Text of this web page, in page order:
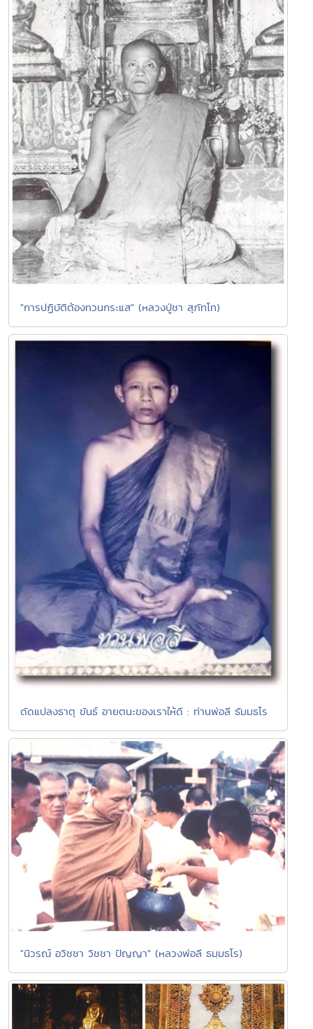
"การปฏิบัติต้องทวนกระแส" (หลวงปู่ชา สุภัทโท)
ดัดแปลงธาตุ ขันธ์ อายตนะของเราให้ดี : ท่านพ่อลี ธัมมธโร
"นิวรณ์ อวิชชา วิชชา ปัญญา" (หลวงพ่อลี ธมฺมธโร)